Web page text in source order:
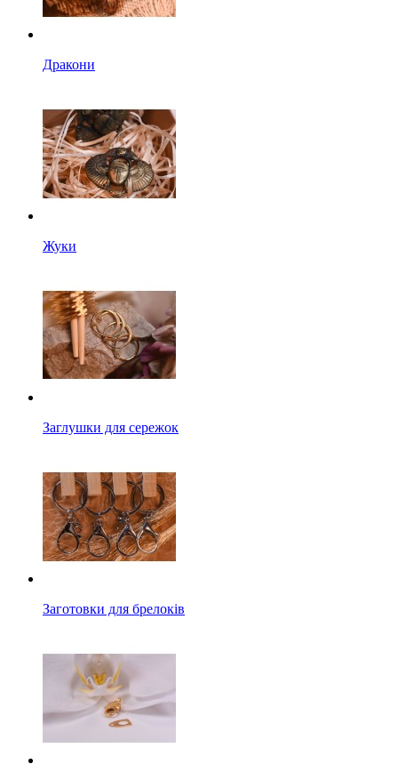
Дракони
Жуки
Заглушки для сережок
Заготовки для брелоків